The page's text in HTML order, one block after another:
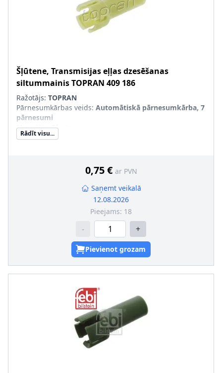
Šļūtene, Transmisijas eļļas dzesēšanas
siltummainisTOPRAN 409 186
Ražotājs: TOPRAN
Pārnesumkārbas veids: Automātiskā pārnesumkārba, 7
pārnesumi
Materiāls:Plastmasa
Rādīt visu...
0,75 € ar PVN
Saņemt veikalā
12.08.2026
Pieejams: 18
- +
Pievienot grozam